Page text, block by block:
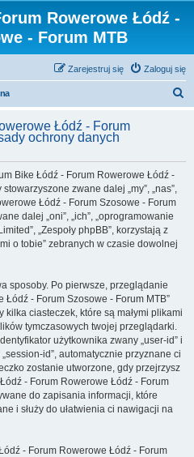
Rowerowe Łódź -
- Forum MTB
Zaloguj się
Zarejestruj się
Łódź - Forum
ochrony danych
Bike Łódź - Forum Rowerowe Łódź -
zwane dalej „my”, „nas”,
Łódź - Forum Szosowe - Forum
dalej „oni”, „ich”, „oprogramowanie
„Zespoły phpBB”, korzystają z
o tobie” zebranych w czasie dowolnej
sposoby. Po pierwsze, przeglądanie
Łódź - Forum Szosowe - Forum MTB”
ciasteczek, które są małymi plikami
tymczasowych twojej przeglądarki.
użytkownika zwany „user-id” i
id”, automatycznie przyznane ci
zostanie utworzone, gdy przejrzysz
- Forum Rowerowe Łódź - Forum
do zapisania informacji, które
i służy do ułatwienia ci nawigacji na
- Forum Rowerowe Łódź - Forum